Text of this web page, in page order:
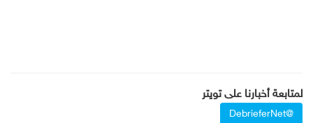
لمتابعة أخبارنا على تويتر
@DebrieferNet